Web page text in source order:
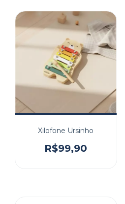
Xilofone Ursinho
R$99,90